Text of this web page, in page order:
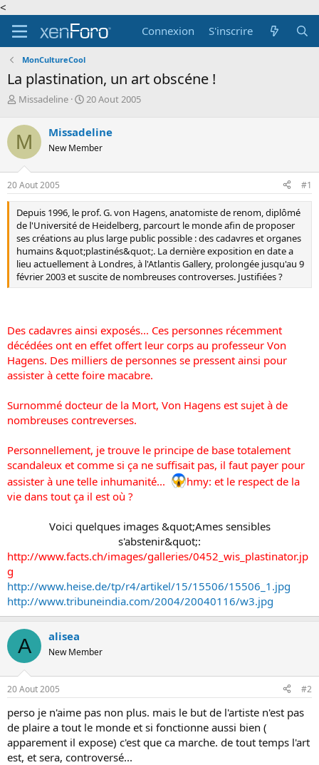
<
Connexion
S'inscrire
MonCultureCool
La plastination, un art obscéne !
A
t
e
u
r
d
e
l
a
d
i
s
c
u
s
o
n
Missadeline
D
e
d
d
b
u
t
20 Aout 2005
M Missadeline
New Member
20 Aout 2005 #1
Depuis 1996, le prof. G. von Hagens, anatomiste de renom, diplômé
de l'Université de Heidelberg, parcourt le monde afin de proposer
ses créations au plus large public possible : des cadavres et organes
humains &quot;plastinés&quot;. La dernière exposition en date a
lieu actuellement à Londres, à l'Atlantis Gallery, prolongée jusqu'au 9
février 2003 et suscite de nombreuses controverses. Justifiées ?
Des cadavres ainsi exposés... Ces personnes récemment
décédées ont en effet offert leur corps au professeur Von
Hagens. Des milliers de personnes se pressent ainsi pour
assister à cette foire macabre.
Surnommé docteur de la Mort, Von Hagens est sujet à de
nombreuses contreverses.
Personnellement, je trouve le principe de base totalement
scandaleux et comme si ça ne suffisait pas, il faut payer pour
assister à une telle inhumanité...
hmy: et le respect de la
vie dans tout ça il est où ?
Voici quelques images &quot;Ames sensibles
s'abstenir&quot;:​
http://www.facts.ch/images/galleries/0452_wis_plastinator.jp
g
http://www.heise.de/tp/r4/artikel/15/15506/15506_1.jpg
http://www.tribuneindia.com/2004/20040116/w3.jpg
A alisea
New Member
20 Aout 2005 #2
perso je n'aime pas non plus. mais le but de l'artiste n'est pas
de plaire a tout le monde et si fonctionne aussi bien (
apparement il expose) c'est que ca marche. de tout temps l'art
est, et sera, controversé...